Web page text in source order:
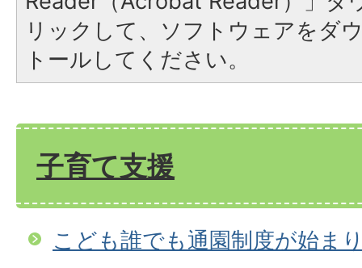
リックして、ソフトウェアをダ
トールしてください。
子育て支援
こども誰でも通園制度が始ま